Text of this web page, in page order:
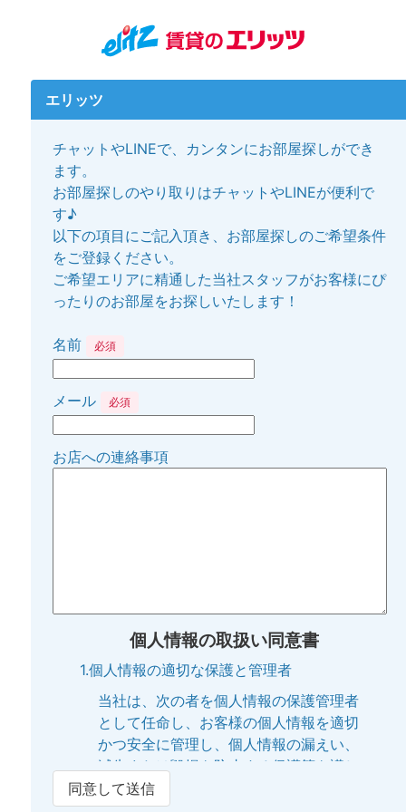
エリッツ
チャットやLINEで、カンタンにお部屋探しができ
ます。
お部屋探しのやり取りはチャットやLINEが便利で
す♪
以下の項目にご記入頂き、お部屋探しのご希望条件
をご登録ください。
ご希望エリアに精通した当社スタッフがお客様にぴ
ったりのお部屋をお探しいたします！
名前 必須
メール 必須
お店への連絡事項
個人情報の取扱い同意書
1.個人情報の適切な保護と管理者
当社は、次の者を個人情報の保護管理者
として任命し、お客様の個人情報を適切
かつ安全に管理し、個人情報の漏えい、
滅失または毀損を防止する保護策を講じ
ています。
同意して送信